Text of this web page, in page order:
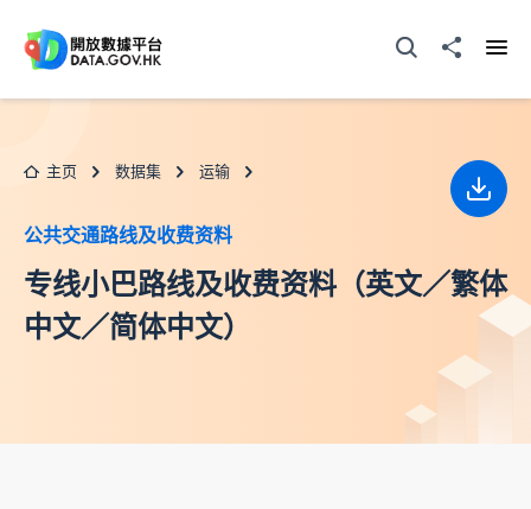
打开搜寻器分享至
主页 数据集 运输
公共交通路线及收费资料
专线小巴路线及收费资料（英文／繁体
中文／简体中文）
下载